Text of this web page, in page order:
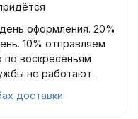
оформления. 20%
10% отправляем
по воскресеньям
не работают.
доставки